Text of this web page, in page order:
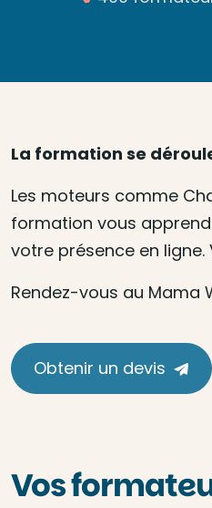
La formation se
Les moteurs comme
formation vous
votre présence en
Rendez-vous au Mama
Obtenir un devis
Vos